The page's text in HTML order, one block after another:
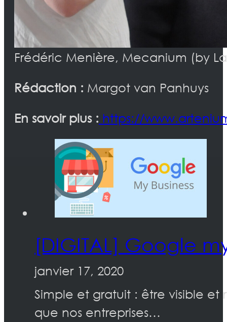
Frédéric Menière, Mecanium (by
Rédaction : Margot van Panhuys
En savoir plus : https://
[DIGITAL] Google
janvier 17, 2020
Simple et gratuit : être visible
que nos entreprises…